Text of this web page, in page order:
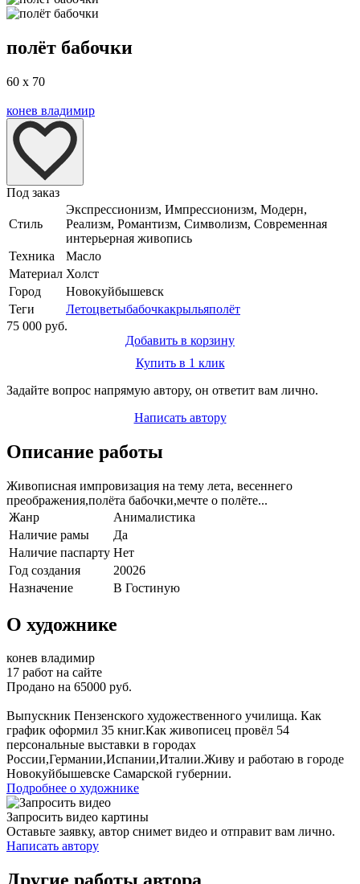
полёт бабочки
60 x 70
конев владимир
Под заказ
Стиль
Экспрессионизм, Импрессионизм, Модерн,
Реализм, Романтизм, Символизм, Современная
интерьерная живопись
Техника
Масло
Материал Холст
Город
Новокуйбышевск
Теги
Летоцветыбабочкакрыльяполёт
75 000 руб.
Добавить в корзину
Купить в 1 клик
Задайте вопрос напрямую автору, он ответит вам лично.
Написать автору
Описание работы
Живописная импровизация на тему лета, весеннего
преображения,полёта бабочки,мечте о полёте...
Жанр
Анималистика
Наличие рамы
Да
Наличие паспарту Нет
Год создания
20026
Назначение
В Гостиную
О художнике
конев владимир
17 работ на сайте
Продано на 65000 руб.
Выпускник Пензенского художественного училища. Как
график оформил 35 книг.Как живописец провёл 54
персональные выставки в городах
России,Германии,Испании,Италии.Живу и работаю в городе
Новокуйбышевске Самарской губернии.
Подробнее о художнике
Запросить видео картины
Оставьте заявку, автор снимет видео и отправит вам лично.
Написать автору